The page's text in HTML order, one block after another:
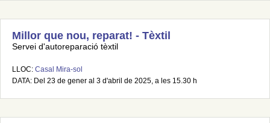
Millor que nou, reparat! - Tèxtil
Servei d'autoreparació tèxtil
LLOC: Casal Mira-sol
DATA: Del 23 de gener al 3 d'abril de 2025, a les 15.30 h